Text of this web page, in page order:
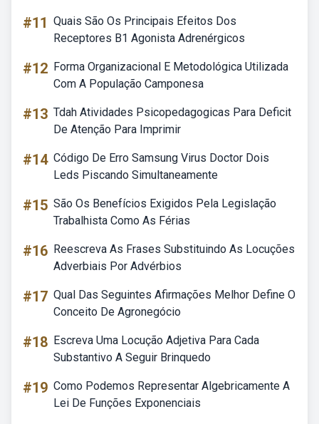
#11 Quais São Os Principais Efeitos Dos
Receptores B1 Agonista Adrenérgicos
#12 Forma Organizacional E Metodológica Utilizada
Com A População Camponesa
#13 Tdah Atividades Psicopedagogicas Para Deficit
De Atenção Para Imprimir
#14 Código De Erro Samsung Virus Doctor Dois
Leds Piscando Simultaneamente
#15 São Os Benefícios Exigidos Pela Legislação
Trabalhista Como As Férias
#16 Reescreva As Frases Substituindo As Locuções
Adverbiais Por Advérbios
#17 Qual Das Seguintes Afirmações Melhor Define O
Conceito De Agronegócio
#18 Escreva Uma Locução Adjetiva Para Cada
Substantivo A Seguir Brinquedo
#19 Como Podemos Representar Algebricamente A
Lei De Funções Exponenciais